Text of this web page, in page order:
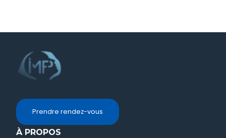
Prendre rendez-vous
À PROPOS